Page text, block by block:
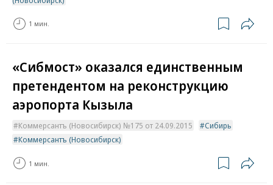
1 мин.
«Сибмост» оказался единственным
претендентом на реконструкцию
аэропорта Кызыла
Коммерсантъ (Новосибирск) №175 от 24.09.2015
Сибирь
Коммерсантъ (Новосибирск)
1 мин.